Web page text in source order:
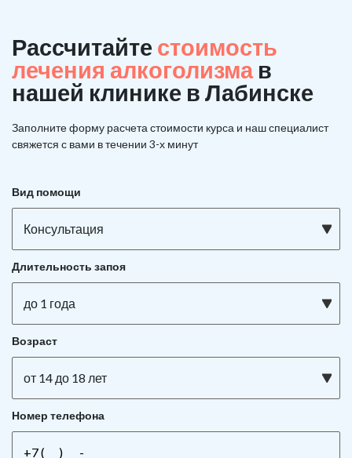
Рассчитайте стоимость
лечения алкоголизма в
нашей клинике в Лабинске
Заполните форму расчета стоимости курса и наш специалист
свяжется с вами в течении 3-х минут
Вид помощи
Консультация
Длительность запоя
до 1 года
Возраст
от 14 до 18 лет
Номер телефона